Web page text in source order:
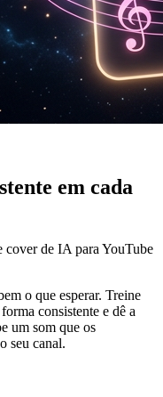
em cada
cover de IA para YouTube
o que esperar. Treine
consistente e dê a
um som que os
seu canal.